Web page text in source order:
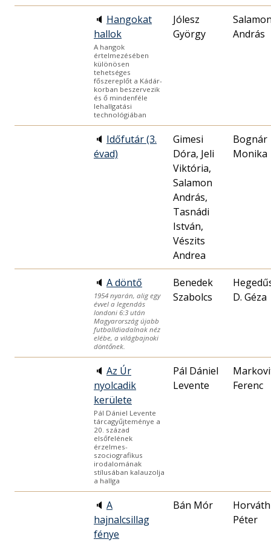
🔈 Hangokat
hallok
A hangok
értelmezésében
különösen
tehetséges
főszereplőt a Kádár-
korban beszervezik
és ő mindenféle
lehallgatási
technológiában
Jólesz
György
András
🔈 Időfutár (3.
évad)
Gimesi
Dóra, Jeli
Viktória,
Salamon
András,
Tasnádi
István,
Vészits
Andrea
Bognár
Monika
🔈 A döntő
1954 nyarán, alig egy
évvel a legendás
londoni 6:3 után
Magyarország újabb
futballdiadalnak néz
elébe, a világbajnoki
döntőnek.
Benedek
Szabolcs
D. Géza
🔈 Az Úr
nyolcadik
kerülete
Pál Dániel Levente
tárcagyűjteménye a
20. század
elsőfelének
érzelmes-
szociografikus
irodalomának
stílusában kalauzolja
a hallga
Pál Dániel
Levente
Ferenc
🔈 A
hajnalcsillag
fénye
Bán Mór
Horváth
Péter